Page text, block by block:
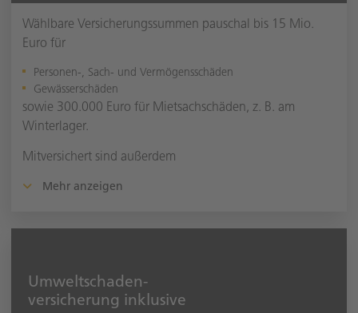
Wählbare Versicherungssummen pauschal bis 15 Mio.
Euro für
Personen-, Sach- und Vermögensschäden
Gewässerschäden
sowie 300.000 Euro für Mietsachschäden, z. B. am
Winterlager.
Mitversichert sind außerdem
Mehr anzeigen
Umweltschaden-
versicherung inklusive